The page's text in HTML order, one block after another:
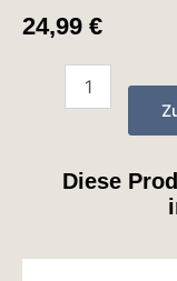
24,99 €
Diese